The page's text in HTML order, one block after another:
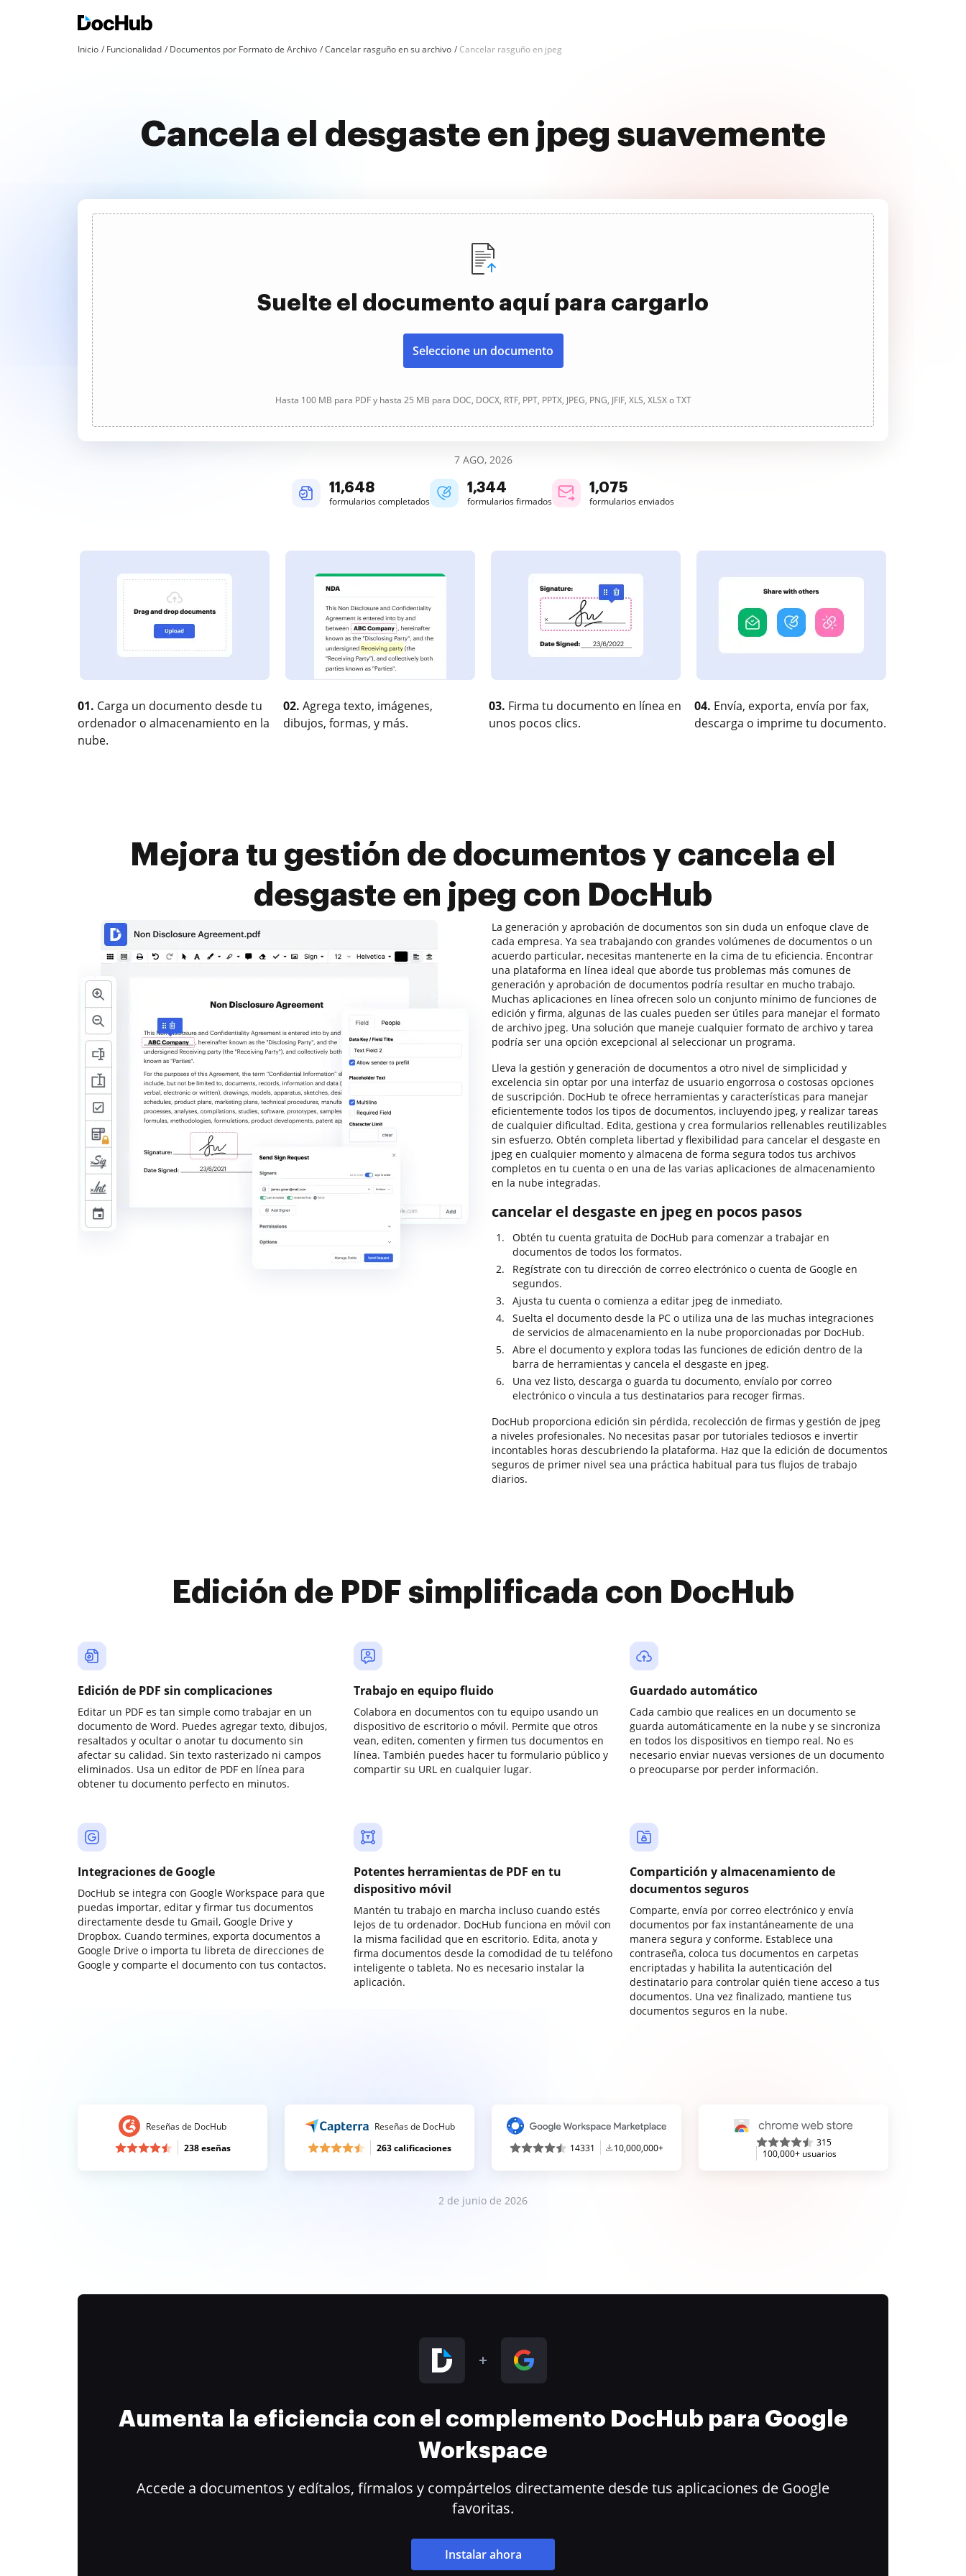
Inicio Funcionalidad Documentos por Formato de Archivo Cancelar rasguño en su archivo Cancelar rasguño en jpeg
Cancela el desgaste en jpeg suavemente
Suelte el documento aquí para cargarlo
Seleccione un documento
Hasta 100 MB para PDF y hasta 25 MB para DOC, DOCX, RTF, PPT, PPTX, JPEG, PNG, JFIF, XLS, XLSX o TXT
7 AGO, 2026
11,649
formularios completados
1,344
formularios firmados
1,075
formularios enviados
01. Carga un documento desde tu
ordenador o almacenamiento en la
nube.
02. Agrega texto, imágenes,
dibujos, formas, y más.
03. Firma tu documento en línea en
unos pocos clics.
04. Envía, exporta, envía por fax,
descarga o imprime tu documento.
Mejora tu gestión de documentos y cancela el
desgaste en jpeg con DocHub
La generación y aprobación de documentos son sin duda un enfoque clave de
cada empresa. Ya sea trabajando con grandes volúmenes de documentos o un
acuerdo particular, necesitas mantenerte en la cima de tu eficiencia. Encontrar
una plataforma en línea ideal que aborde tus problemas más comunes de
generación y aprobación de documentos podría resultar en mucho trabajo.
Muchas aplicaciones en línea ofrecen solo un conjunto mínimo de funciones de
edición y firma, algunas de las cuales pueden ser útiles para manejar el formato
de archivo jpeg. Una solución que maneje cualquier formato de archivo y tarea
podría ser una opción excepcional al seleccionar un programa.
Lleva la gestión y generación de documentos a otro nivel de simplicidad y
excelencia sin optar por una interfaz de usuario engorrosa o costosas opciones
de suscripción. DocHub te ofrece herramientas y características para manejar
eficientemente todos los tipos de documentos, incluyendo jpeg, y realizar tareas
de cualquier dificultad. Edita, gestiona y crea formularios rellenables reutilizables
sin esfuerzo. Obtén completa libertad y flexibilidad para cancelar el desgaste en
jpeg en cualquier momento y almacena de forma segura todos tus archivos
completos en tu cuenta o en una de las varias aplicaciones de almacenamiento
en la nube integradas.
cancelar el desgaste en jpeg en pocos pasos
Obtén tu cuenta gratuita de DocHub para comenzar a trabajar en
documentos de todos los formatos.
Regístrate con tu dirección de correo electrónico o cuenta de Google en
segundos.
Ajusta tu cuenta o comienza a editar jpeg de inmediato.
Suelta el documento desde la PC o utiliza una de las muchas integraciones
de servicios de almacenamiento en la nube proporcionadas por DocHub.
Abre el documento y explora todas las funciones de edición dentro de la
barra de herramientas y cancela el desgaste en jpeg.
Una vez listo, descarga o guarda tu documento, envíalo por correo
electrónico o vincula a tus destinatarios para recoger firmas.
DocHub proporciona edición sin pérdida, recolección de firmas y gestión de jpeg
a niveles profesionales. No necesitas pasar por tutoriales tediosos e invertir
incontables horas descubriendo la plataforma. Haz que la edición de documentos
seguros de primer nivel sea una práctica habitual para tus flujos de trabajo
diarios.
Edición de PDF simplificada con DocHub
Edición de PDF sin complicaciones
Editar un PDF es tan simple como trabajar en un
documento de Word. Puedes agregar texto, dibujos,
resaltados y ocultar o anotar tu documento sin
afectar su calidad. Sin texto rasterizado ni campos
eliminados. Usa un editor de PDF en línea para
obtener tu documento perfecto en minutos.
Trabajo en equipo fluido
Colabora en documentos con tu equipo usando un
dispositivo de escritorio o móvil. Permite que otros
vean, editen, comenten y firmen tus documentos en
línea. También puedes hacer tu formulario público y
compartir su URL en cualquier lugar.
Guardado automático
Cada cambio que realices en un documento se
guarda automáticamente en la nube y se sincroniza
en todos los dispositivos en tiempo real. No es
necesario enviar nuevas versiones de un documento
o preocuparse por perder información.
Integraciones de Google
DocHub se integra con Google Workspace para que
puedas importar, editar y firmar tus documentos
directamente desde tu Gmail, Google Drive y
Dropbox. Cuando termines, exporta documentos a
Google Drive o importa tu libreta de direcciones de
Google y comparte el documento con tus contactos.
Potentes herramientas de PDF en tu
dispositivo móvil
Mantén tu trabajo en marcha incluso cuando estés
lejos de tu ordenador. DocHub funciona en móvil con
la misma facilidad que en escritorio. Edita, anota y
firma documentos desde la comodidad de tu teléfono
inteligente o tableta. No es necesario instalar la
aplicación.
Compartición y almacenamiento de
documentos seguros
Comparte, envía por correo electrónico y envía
documentos por fax instantáneamente de una
manera segura y conforme. Establece una
contraseña, coloca tus documentos en carpetas
encriptadas y habilita la autenticación del
destinatario para controlar quién tiene acceso a tus
documentos. Una vez finalizado, mantiene tus
documentos seguros en la nube.
Reseñas de DocHub
238 eseñas
Reseñas de DocHub
263 calificaciones
14331 10,000,000+
315
100,000+ usuarios
2 de junio de 2026
Aumenta la eficiencia con el complemento DocHub para Google
Workspace
Accede a documentos y edítalos, fírmalos y compártelos directamente desde tus aplicaciones de Google
favoritas.
Instalar ahora